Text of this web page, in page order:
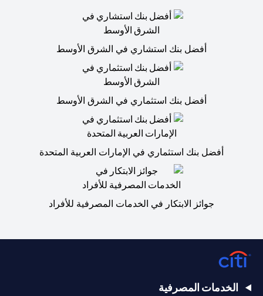
أفضل بنك استشاري في الشرق الأوسط
أفضل بنك استثماري في الشرق الأوسط
أفضل بنك استثماري في الإمارات العربية المتحدة
جوائز الابتكار في الخدمات المصرفية للأفراد
الخدمات المصرفية